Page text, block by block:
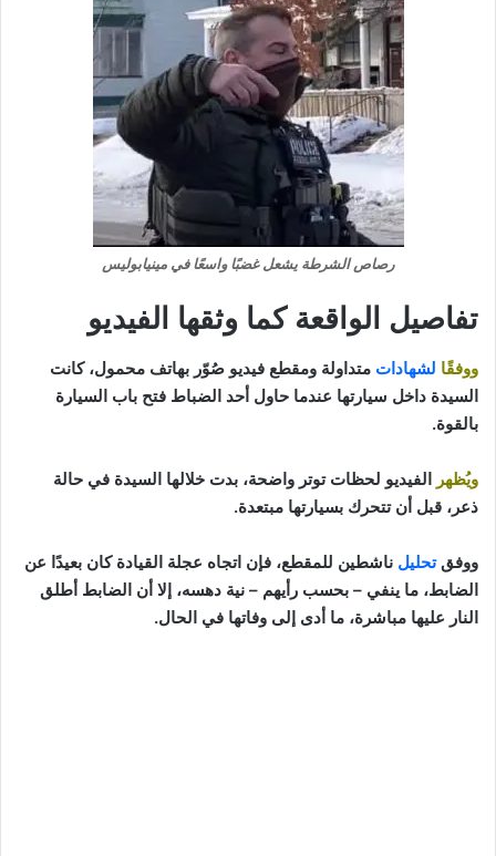
رصاص الشرطة يشعل غضبًا واسعًا في مينيابوليس
تفاصيل الواقعة كما وثقها الفيديو
ووفقًا لشهادات متداولة ومقطع فيديو صُوّر بهاتف محمول، كانت
السيدة داخل سيارتها عندما حاول أحد الضباط فتح باب السيارة
بالقوة.
ويُظهر الفيديو لحظات توتر واضحة، بدت خلالها السيدة في حالة
ذعر، قبل أن تتحرك بسيارتها مبتعدة.
ووفقتحليل ناشطين للمقطع، فإن اتجاه عجلة القيادة كان بعيدًا عن
الضابط، ما ينفي – بحسب رأيهم – نية دهسه، إلا أن الضابط أطلق
النار عليها مباشرة، ما أدى إلى وفاتها في الحال.